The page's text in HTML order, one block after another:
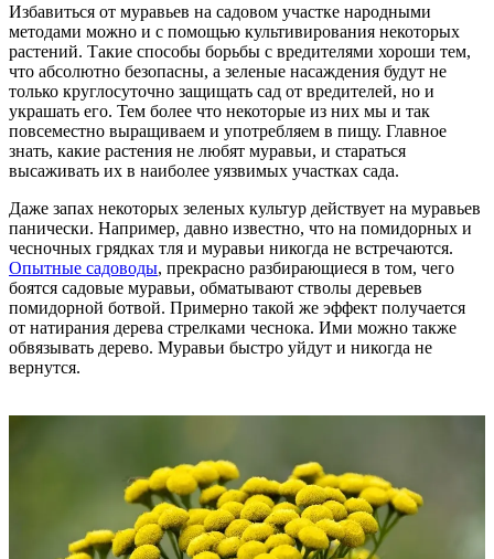
Избавиться от муравьев на садовом участке народными
методами можно и с помощью культивирования некоторых
растений. Такие способы борьбы с вредителями хороши тем,
что абсолютно безопасны, а зеленые насаждения будут не
только круглосуточно защищать сад от вредителей, но и
украшать его. Тем более что некоторые из них мы и так
повсеместно выращиваем и употребляем в пищу. Главное
знать, какие растения не любят муравьи, и стараться
высаживать их в наиболее уязвимых участках сада.
Даже запах некоторых зеленых культур действует на муравьев
панически. Например, давно известно, что на помидорных и
чесночных грядках тля и муравьи никогда не встречаются.
Опытные садоводы, прекрасно разбирающиеся в том, чего
боятся садовые муравьи, обматывают стволы деревьев
помидорной ботвой. Примерно такой же эффект получается
от натирания дерева стрелками чеснока. Ими можно также
обвязывать дерево. Муравьи быстро уйдут и никогда не
вернутся.